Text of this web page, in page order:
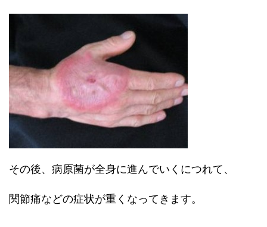
その後、病原菌が全身に進んでいくにつれて、
関節痛などの症状が重くなってきます。